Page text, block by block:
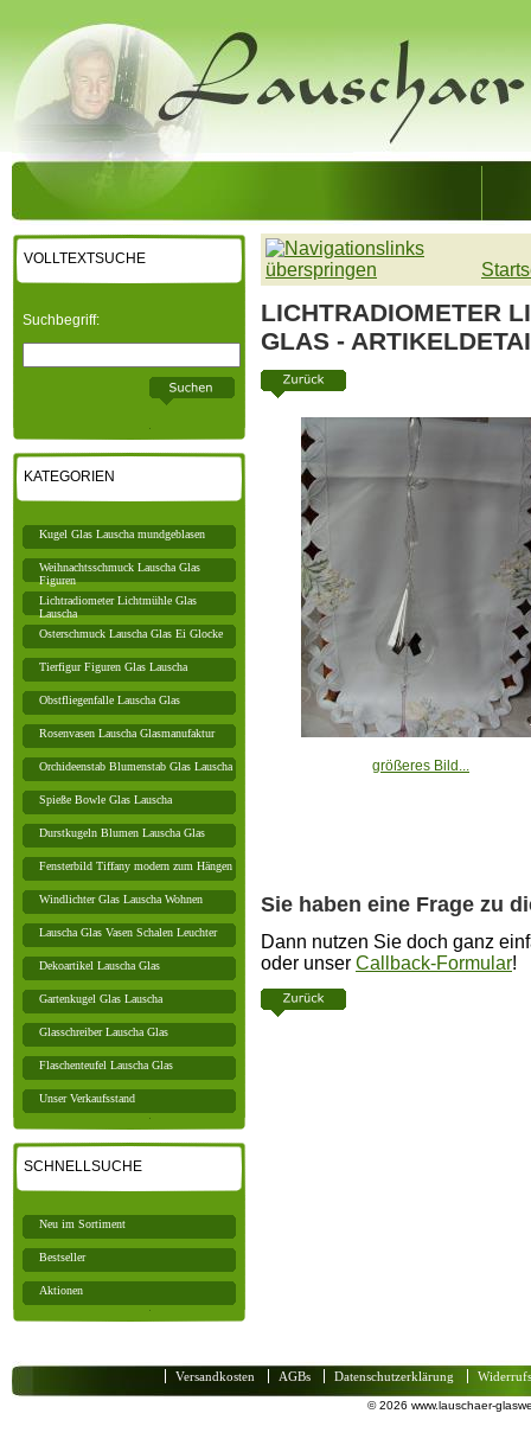
LICHTRADIOMETER
GLAS -
größeres Bild...
Sie haben eine Frage zu
Dann nutzen Sie doch ganz
oder unser Callback-Formular!
VOLLTEXTSUCHE
Suchbegriff:
KATEGORIEN
Kugel Glas Lauscha mundgeblasen
Weihnachtsschmuck Lauscha Glas
Figuren
Lichtradiometer Lichtmühle Glas
Lauscha
Osterschmuck Lauscha Glas Ei Glocke
Tierfigur Figuren Glas Lauscha
Obstfliegenfalle Lauscha Glas
Rosenvasen Lauscha Glasmanufaktur
Orchideenstab Blumenstab Glas Lauscha
Spieße Bowle Glas Lauscha
Durstkugeln Blumen Lauscha Glas
Fensterbild Tiffany modern zum Hängen
Windlichter Glas Lauscha Wohnen
Lauscha Glas Vasen Schalen Leuchter
Dekoartikel Lauscha Glas
Gartenkugel Glas Lauscha
Glasschreiber Lauscha Glas
Flaschenteufel Lauscha Glas
Unser Verkaufsstand
SCHNELLSUCHE
Neu im Sortiment
Bestseller
Aktionen
Versandkosten AGBs Datenschutzerklärung
© 2026 www.lauschaer-